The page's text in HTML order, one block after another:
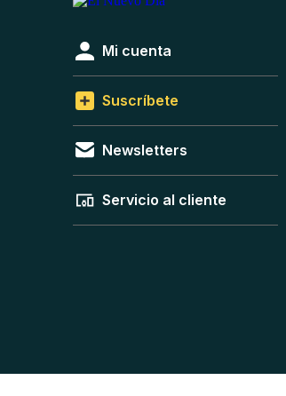
Mi cuenta
Suscríbete
Newsletters
Servicio al cliente